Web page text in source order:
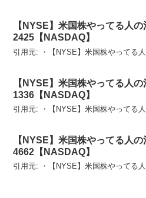
【NYSE】米国株やってる人
2425【NASDAQ】
引用元: ・【NYSE】米国株やってる
【NYSE】米国株やってる人
1336【NASDAQ】
引用元: ・【NYSE】米国株やってる
【NYSE】米国株やってる人
4662【NASDAQ】
引用元: ・【NYSE】米国株やってる